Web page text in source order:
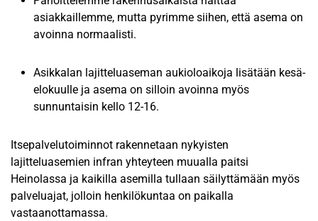
asiakkaillemme, mutta pyrimme siihen, että asema on
avoinna normaalisti.
Asikkalan lajitteluaseman aukioloaikoja lisätään kesä-
elokuulle ja asema on silloin avoinna myös
sunnuntaisin kello 12-16.
Itsepalvelutoiminnot rakennetaan nykyisten
lajitteluasemien infran yhteyteen muualla paitsi
Heinolassa ja kaikilla asemilla tullaan säilyttämään myös
palveluajat, jolloin henkilökuntaa on paikalla
vastaanottamassa.